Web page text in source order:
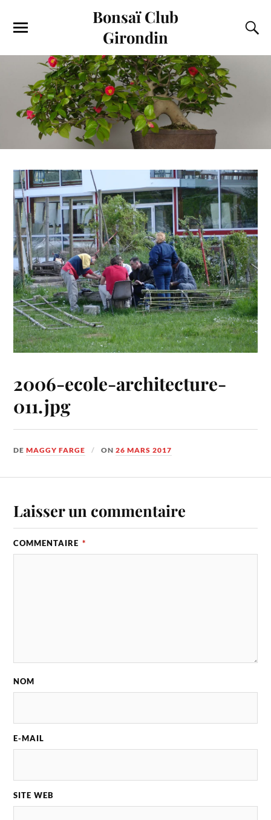
Bonsaï Club
Girondin
2006-ecole-architecture-
011.jpg
DEMAGGY FARGE ON26 MARS 2017
Laisser un commentaire
COMMENTAIRE *
NOM
E-MAIL
SITE WEB